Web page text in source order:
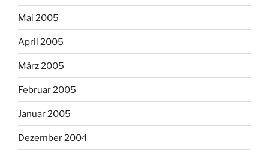
Mai 2005
April 2005
März 2005
Februar 2005
Januar 2005
Dezember 2004